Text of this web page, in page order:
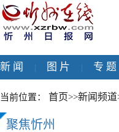
新 闻 图 片 专 题
当前位置： 首页>>新闻频道
聚焦忻州